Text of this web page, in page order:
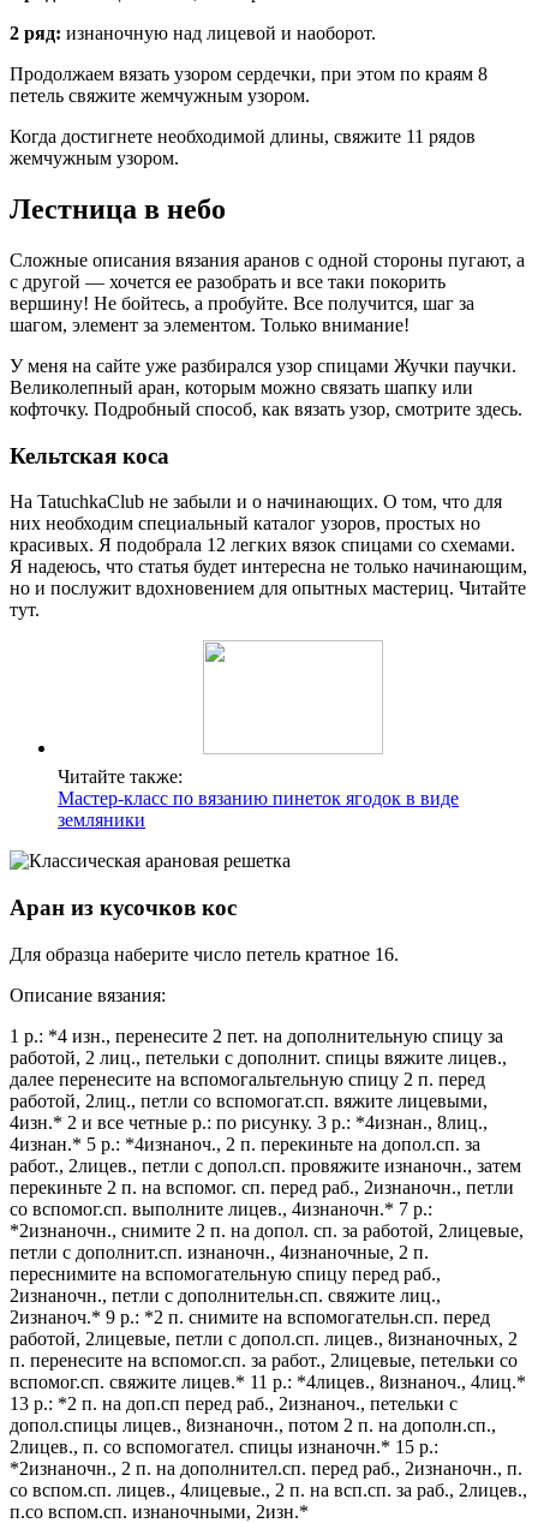
2 ряд: изнаночную над лицевой и наоборот.
Продолжаем вязать узором сердечки, при этом по краям 8
петель свяжите жемчужным узором.
Когда достигнете необходимой длины, свяжите 11 рядов
жемчужным узором.
Лестница в небо
Сложные описания вязания аранов с одной стороны пугают, а
с другой — хочется ее разобрать и все таки покорить
вершину! Не бойтесь, а пробуйте. Все получится, шаг за
шагом, элемент за элементом. Только внимание!
У меня на сайте уже разбирался узор спицами Жучки паучки.
Великолепный аран, которым можно связать шапку или
кофточку. Подробный способ, как вязать узор, смотрите здесь.
Кельтская коса
На TatuchkaClub не забыли и о начинающих. О том, что для
них необходим специальный каталог узоров, простых но
красивых. Я подобрала 12 легких вязок спицами со схемами.
Я надеюсь, что статья будет интересна не только начинающим,
но и послужит вдохновением для опытных мастериц. Читайте
тут.
Читайте также:
Мастер-класс по вязанию пинеток ягодок в виде
земляники
Аран из кусочков кос
Для образца наберите число петель кратное 16.
Описание вязания:
1 р.: *4 изн., перенесите 2 пет. на дополнительную спицу за
работой, 2 лиц., петельки с дополнит. спицы вяжите лицев.,
далее перенесите на вспомогальтельную спицу 2 п. перед
работой, 2лиц., петли со вспомогат.сп. вяжите лицевыми,
4изн.* 2 и все четные р.: по рисунку. 3 р.: *4изнан., 8лиц.,
4изнан.* 5 р.: *4изнаноч., 2 п. перекиньте на допол.сп. за
работ., 2лицев., петли с допол.сп. провяжите изнаночн., затем
перекиньте 2 п. на вспомог. сп. перед раб., 2изнаночн., петли
со вспомог.сп. выполните лицев., 4изнаночн.* 7 р.:
*2изнаночн., снимите 2 п. на допол. сп. за работой, 2лицевые,
петли с дополнит.сп. изнаночн., 4изнаночные, 2 п.
переснимите на вспомогательную спицу перед раб.,
2изнаночн., петли с дополнительн.сп. свяжите лиц.,
2изнаноч.* 9 р.: *2 п. снимите на вспомогательн.сп. перед
работой, 2лицевые, петли с допол.сп. лицев., 8изнаночных, 2
п. перенесите на вспомог.сп. за работ., 2лицевые, петельки со
вспомог.сп. свяжите лицев.* 11 р.: *4лицев., 8изнаноч., 4лиц.*
13 р.: *2 п. на доп.сп перед раб., 2изнаноч., петельки с
допол.спицы лицев., 8изнаночн., потом 2 п. на дополн.сп.,
2лицев., п. со вспомогател. спицы изнаночн.* 15 р.:
*2изнаночн., 2 п. на дополнител.сп. перед раб., 2изнаночн., п.
со вспом.сп. лицев., 4лицевые., 2 п. на всп.сп. за раб., 2лицев.,
п.со вспом.сп. изнаночными, 2изн.*